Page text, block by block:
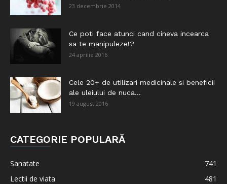
23 decembrie 2014
Ce poti face atunci cand cineva incearca
sa te manipuleze!?
24 aprilie 2016
Cele 20+ de utilizari medicinale si beneficii
ale uleiului de nuca...
19 august 2016
CATEGORIE POPULARĂ
Sanatate
741
Lectii de viata
481